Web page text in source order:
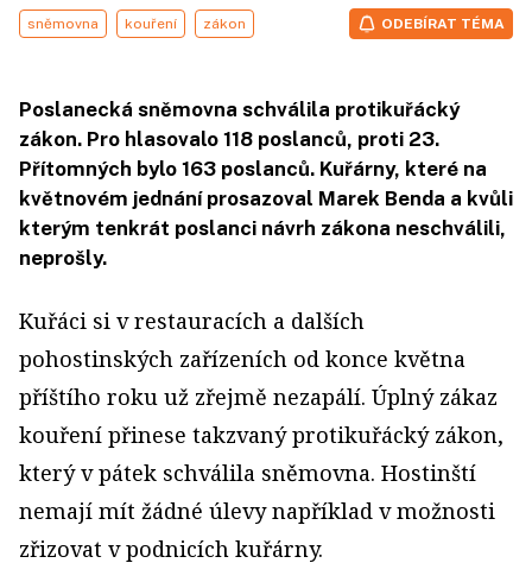
sněmovna kouření zákon ODEBÍRAT TÉMA
Poslanecká sněmovna schválila protikuřácký
zákon. Pro hlasovalo 118 poslanců, proti 23.
Přítomných bylo 163 poslanců. Kuřárny, které na
květnovém jednání prosazoval Marek Benda a kvůli
kterým tenkrát poslanci návrh zákona neschválili,
neprošly.
Kuřáci si v restauracích a dalších
pohostinských zařízeních od konce května
příštího roku už zřejmě nezapálí. Úplný zákaz
kouření přinese takzvaný protikuřácký zákon,
který v pátek schválila sněmovna. Hostinští
nemají mít žádné úlevy například v možnosti
zřizovat v podnicích kuřárny.